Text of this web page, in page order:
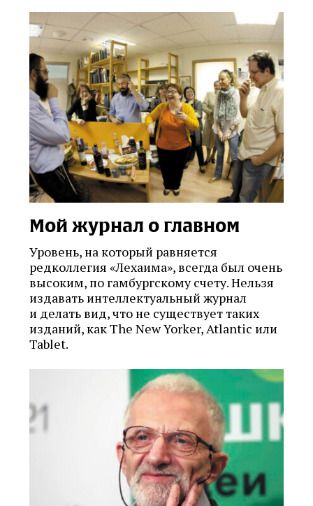
Мой журнал о главном
Уровень, на который равняется
редколлегия «Лехаима», всегда был очень
высоким, по гамбургскому счету. Нельзя
издавать интеллектуальный журнал
и делать вид, что не существует таких
изданий, как The New Yorker, Atlantic или
Tablet.